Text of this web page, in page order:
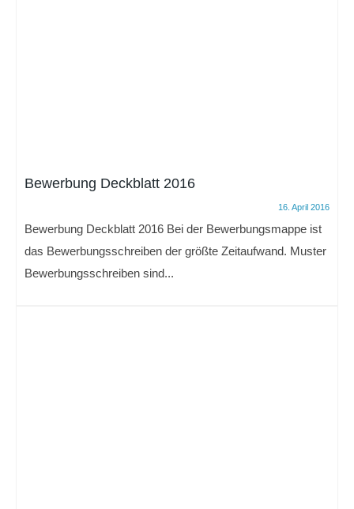
Bewerbung Deckblatt 2016
16. April 2016
Bewerbung Deckblatt 2016 Bei der Bewerbungsmappe ist
das Bewerbungsschreiben der größte Zeitaufwand. Muster
Bewerbungsschreiben sind...